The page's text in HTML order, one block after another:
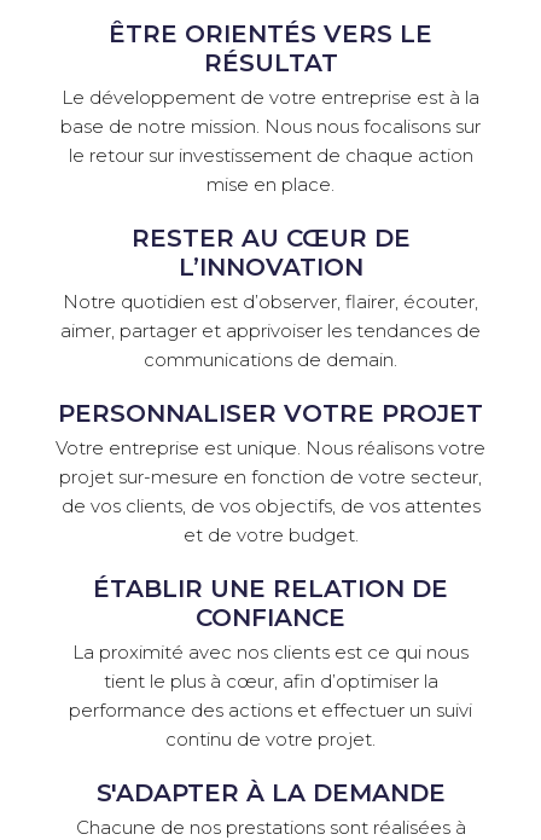
ÊTRE ORIENTÉS VERS LE
RÉSULTAT
Le développement de votre entreprise est à la
base de notre mission. Nous nous focalisons sur
le retour sur investissement de chaque action
mise en place.
RESTER AU CŒUR DE
L’INNOVATION
Notre quotidien est d’observer, flairer, écouter,
aimer, partager et apprivoiser les tendances de
communications de demain.
PERSONNALISER VOTRE PROJET
Votre entreprise est unique. Nous réalisons votre
projet sur-mesure en fonction de votre secteur,
de vos clients, de vos objectifs, de vos attentes
et de votre budget.
ÉTABLIR UNE RELATION DE
CONFIANCE
La proximité avec nos clients est ce qui nous
tient le plus à cœur, afin d’optimiser la
performance des actions et effectuer un suivi
continu de votre projet.
S'ADAPTER À LA DEMANDE
Chacune de nos prestations sont réalisées à